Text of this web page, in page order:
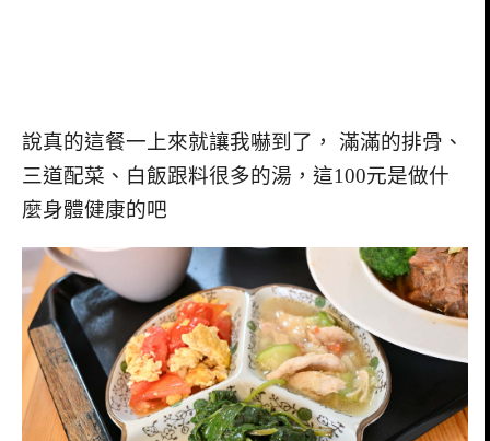
說真的這餐一上來就讓我嚇到了， 滿滿的排骨、
三道配菜、白飯跟料很多的湯，這100元是做什
麼身體健康的吧